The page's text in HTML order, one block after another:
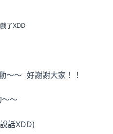
了XDD
～～ 好謝謝大家！！
～～
話XDD)